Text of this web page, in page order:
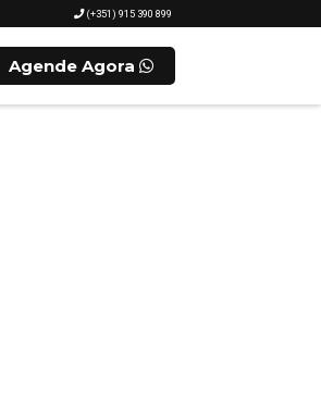
(+351) 915 390 899
Agende Agora